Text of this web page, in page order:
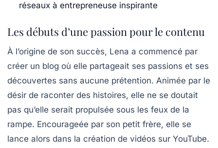
réseaux à entrepreneuse inspirante
Les débuts d’une passion pour le contenu
À l’origine de son succès, Lena a commencé par
créer un blog où elle partageait ses passions et ses
découvertes sans aucune prétention. Animée par le
désir de raconter des histoires, elle ne se doutait
pas qu’elle serait propulsée sous les feux de la
rampe. Encourageée par son petit frère, elle se
lance alors dans la création de vidéos sur YouTube.